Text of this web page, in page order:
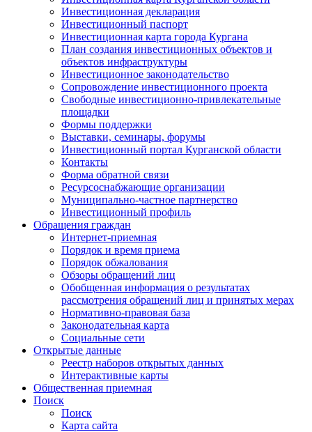
Инвестиционная декларация
Инвестиционный паспорт
Инвестиционная карта города Кургана
План создания инвестиционных объектов и
объектов инфраструктуры
Инвестиционное законодательство
Сопровождение инвестиционного проекта
Свободные инвестиционно-привлекательные
площадки
Формы поддержки
Выставки, семинары, форумы
Инвестиционный портал Курганской области
Контакты
Форма обратной связи
Ресурсоснабжающие организации
Муниципально-частное партнерство
Инвестиционный профиль
Обращения граждан
Интернет-приемная
Порядок и время приема
Порядок обжалования
Обзоры обращений лиц
Обобщенная информация о результатах
рассмотрения обращений лиц и принятых мерах
Нормативно-правовая база
Законодательная карта
Социальные сети
Открытые данные
Реестр наборов открытых данных
Интерактивные карты
Общественная приемная
Поиск
Поиск
Карта сайта